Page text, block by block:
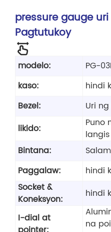
pressure gauge
Pagtutukoy
modelo:
PG-
kaso:
hindi
Bezel:
Uri
likido:
Puno
Bintana:
Paggalaw:
hindi
Socket &
Koneksyon:
hindi
I-dial at
na